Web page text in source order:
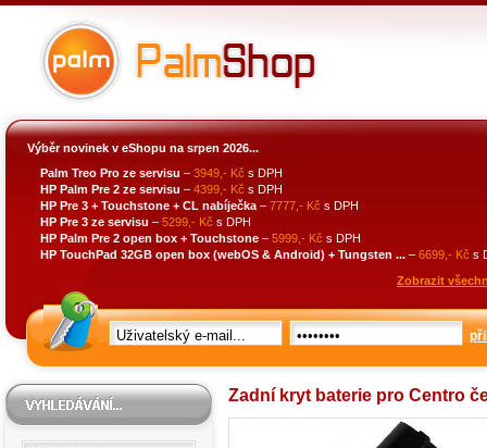
Výběr novinek v eShopu na srpen 2026...
Palm Treo Pro ze servisu – 3949,- Kč s DPH
HP Palm Pre 2 ze servisu – 4399,- Kč s DPH
HP Pre 3 + Touchstone + CL nabíječka – 7777,- Kč s DPH
HP Pre 3 ze servisu – 5299,- Kč s DPH
HP Palm Pre 2 open box + Touchstone – 5999,- Kč s DPH
HP TouchPad 32GB open box (webOS & Android) + Tungsten ... – 6699,- Kč s
Zobrazit
Zadní kryt baterie pro Centro